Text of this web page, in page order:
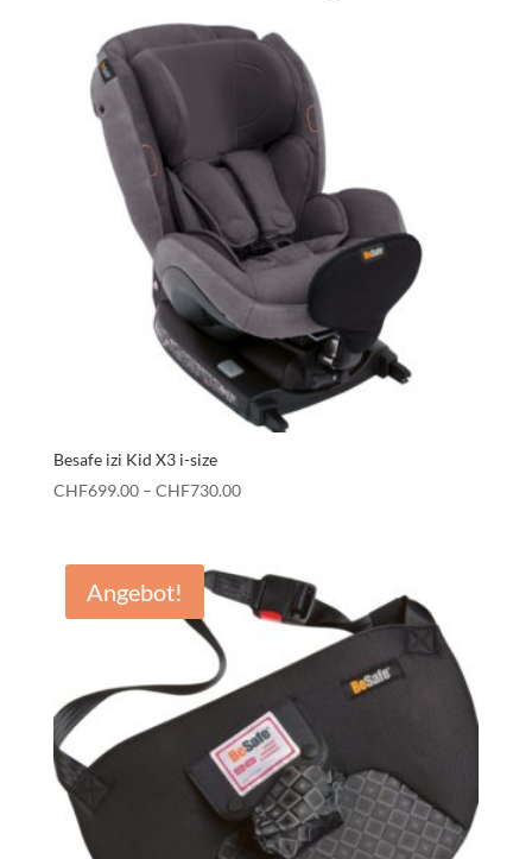
Besafe izi Kid X3 i-size
CHF699.00 – CHF730.00Preisspanne:
CHF730.00
Angebot!